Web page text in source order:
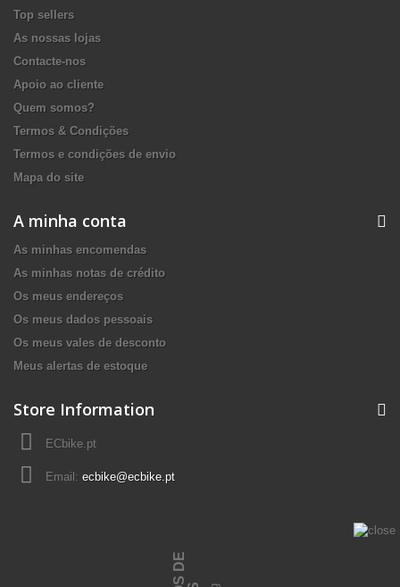
Top sellers
As nossas lojas
Contacte-nos
Apoio ao cliente
Quem somos?
Termos & Condições
Termos e condições de envio
Mapa do site
A minha conta
As minhas encomendas
As minhas notas de crédito
Os meus endereços
Os meus dados pessoais
Os meus vales de desconto
Meus alertas de estoque
Store Information
ECbike.pt
Email: ecbike@ecbike.pt